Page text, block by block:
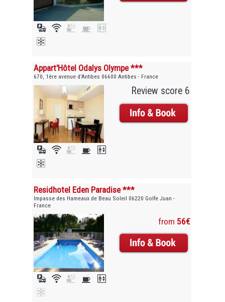
Appart'Hôtel Odalys Olympe ***
670, 1ère avenue d’Antibes 06600 Antibes - France
Review score 6
Residhotel Eden Paradise ***
Impasse des Hameaux de Beau Soleil 06220 Golfe Juan -
France
from 56€